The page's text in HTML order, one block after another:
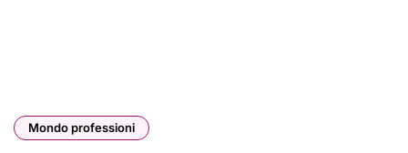
Mondo professioni